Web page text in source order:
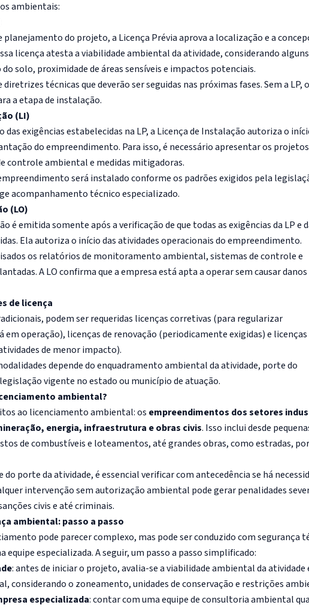
ambientais:
planejamento do projeto, a Licença Prévia aprova a localização e a
licença atesta a viabilidade ambiental da atividade, considerando alguns
solo, proximidade de áreas sensíveis e impactos potenciais.
técnicas que deverão ser seguidas nas próximas fases. Sem a LP,
a etapa de instalação.
(LI)
exigências estabelecidas na LP, a Licença de Instalação autoriza o
do empreendimento. Para isso, é necessário apresentar os projetos
controle ambiental e medidas mitigadoras.
será instalado conforme os padrões exigidos pela
acompanhamento técnico especializado.
(LO)
é emitida somente após a verificação de que todas as exigências da LP e
Ela autoriza o início das atividades operacionais do empreendimento.
os relatórios de monitoramento ambiental, sistemas de controle e
A LO confirma que a empresa está apta a operar sem causar
de licença
podem ser requeridas licenças corretivas (para regularizar
operação), licenças de renovação (periodicamente exigidas) e licenças
de menor impacto).
depende do enquadramento ambiental da atividade, porte do
vigente no estado ou município de atuação.
ambiental?
ao licenciamento ambiental: os empreendimentos dos setores
energia, infraestrutura e obras civis. Isso inclui desde
de combustíveis e loteamentos, até grandes obras, como estradas,
porte da atividade, é essencial verificar com antecedência se há
intervenção sem autorização ambiental pode gerar penalidades
civis e até criminais.
ambiental: passo a passo
pode parecer complexo, mas pode ser conduzido com segurança
equipe especializada. A seguir, um passo a passo simplificado:
: antes de iniciar o projeto, avalia-se a viabilidade ambiental da atividade
considerando o zoneamento, unidades de conservação e restrições
especializada: contar com uma equipe de consultoria ambiental